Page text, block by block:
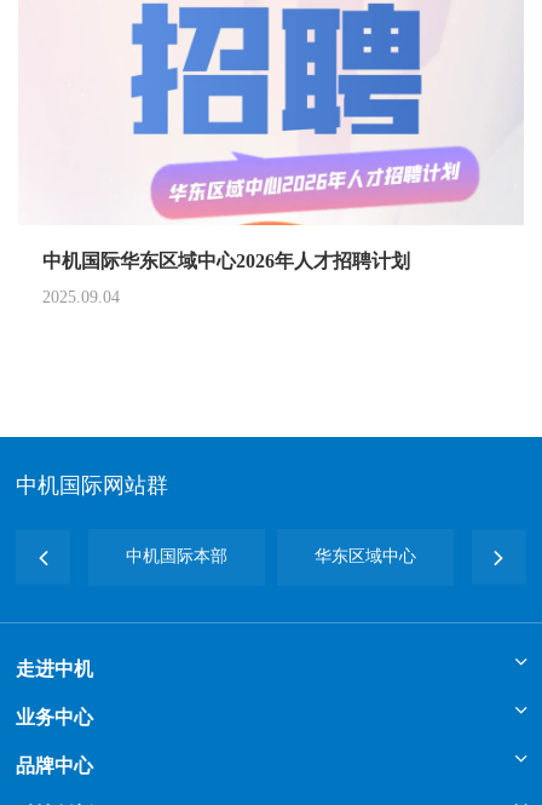
中机国际华东区域中心2026年人才招聘计划
2025.09.04
中机国际网站群
中机国际本部 华东区域中心
走进中机
业务中心
品牌中心